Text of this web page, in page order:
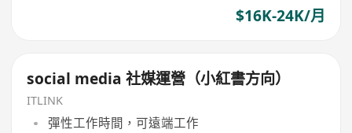
$16K-24K/月
social media 社媒運營（小紅書方向）
ITLINK
彈性工作時間，可遠端工作